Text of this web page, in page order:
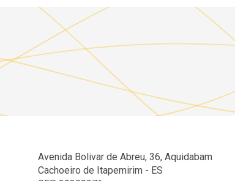
Avenida Bolivar de Abreu, 36, Aquidabam
Cachoeiro de Itapemirim - ES